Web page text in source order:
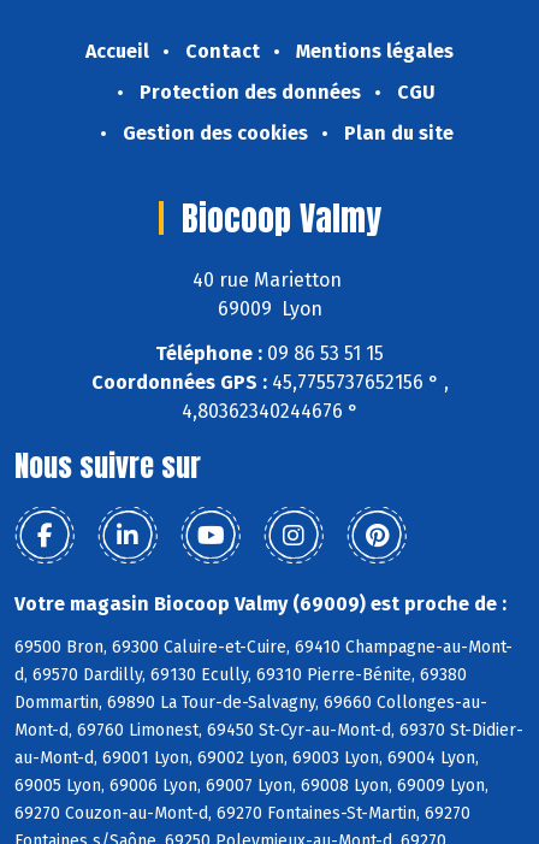
Accueil Contact
Mentions légales
Protection des données
CGU
Gestion des cookies
Plan du site
Biocoop Valmy
40 rue Marietton
69009 Lyon
Téléphone : 09 86 53 51 15
Coordonnées GPS :45,7755737652156 ° ,
4,80362340244676 °
Nous suivre sur
Votre magasin Biocoop Valmy (69009) est proche de :
69500 Bron, 69300 Caluire-et-Cuire, 69410 Champagne-au-Mont-
d, 69570 Dardilly, 69130 Ecully, 69310 Pierre-Bénite, 69380
Dommartin, 69890 La Tour-de-Salvagny, 69660 Collonges-au-
Mont-d, 69760 Limonest, 69450 St-Cyr-au-Mont-d, 69370 St-Didier-
au-Mont-d, 69001 Lyon, 69002 Lyon, 69003 Lyon, 69004 Lyon,
69005 Lyon, 69006 Lyon, 69007 Lyon, 69008 Lyon, 69009 Lyon,
69270 Couzon-au-Mont-d, 69270 Fontaines-St-Martin, 69270